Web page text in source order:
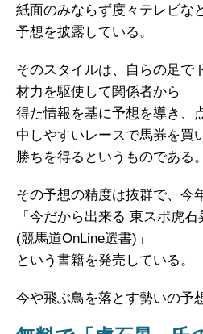
紙面のみならず度々テレビな
予想を披露している。
そのスタイルは、自らの足で
材力を駆使して関係者から
得た情報を基に予想を導き、
中しやすいレースで馬券を買
勝ちを得るというものである。
その予想の精度は抜群で、今
「今だから出来る 東スポ虎
(競馬道OnLine選書)」
という書籍を発売している。
今や飛ぶ鳥を落とす勢いの予